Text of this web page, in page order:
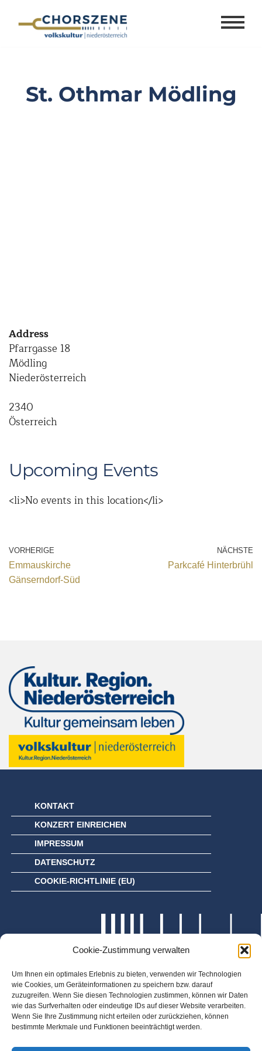
Cookie-Zustimmung verwalten
Um Ihnen ein optimales Erlebnis zu bieten, verwenden wir Technologien
wie Cookies, um Geräteinformationen zu speichern bzw. darauf
zuzugreifen. Wenn Sie diesen Technologien zustimmen, können wir Daten
wie das Surfverhalten oder eindeutige IDs auf dieser Website verarbeiten.
Wenn Sie Ihre Zustimmung nicht erteilen oder zurückziehen, können
bestimmte Merkmale und Funktionen beeinträchtigt werden.
St. Othmar Mödling
Address
Pfarrgasse 18
Mödling
Niederösterreich
2340
Österreich
Upcoming Events
<li>No events in this location</li>
VORHERIGE
Emmauskirche
Gänserndorf-Süd
NÄCHSTE
Parkcafé Hinterbrühl
KONTAKT
KONZERT EINREICHEN
IMPRESSUM
DATENSCHUTZ
COOKIE-RICHTLINIE (EU)